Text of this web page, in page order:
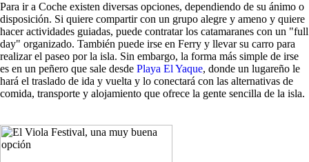
Para ir a Coche existen diversas opciones, dependiendo de su ánimo o
disposición. Si quiere compartir con un grupo alegre y ameno y quiere
hacer actividades guiadas, puede contratar los catamaranes con un "full
day" organizado. También puede irse en Ferry y llevar su carro para
realizar el paseo por la isla. Sin embargo, la forma más simple de irse
es en un peñero que sale desde Playa El Yaque, donde un lugareño le
hará el traslado de ida y vuelta y lo conectará con las alternativas de
comida, transporte y alojamiento que ofrece la gente sencilla de la isla.